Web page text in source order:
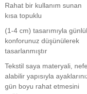
Rahat bir kullanım sunan
kısa topuklu
(1-4 cm) tasarımıyla
konforunuz düşünülerek
tasarlanmıştır
Tekstil saya materyali,
alabilir yapısıyla
gün boyu rahat etmesini